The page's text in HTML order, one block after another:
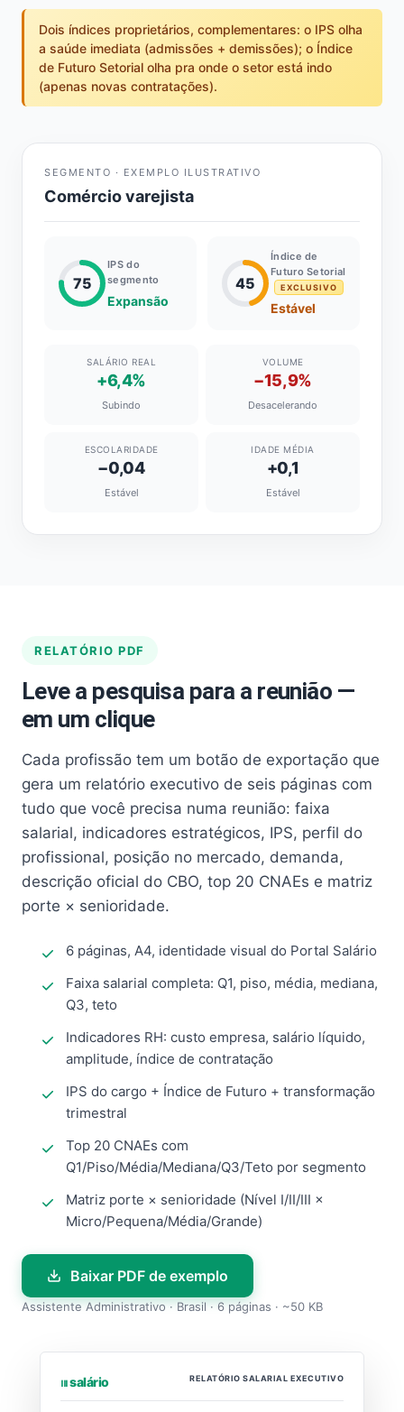
Dois índices proprietários, complementares: o IPS olha
a saúde imediata (admissões + demissões); o Índice
de Futuro Setorial olha pra onde o setor está indo
(apenas novas contratações).
SEGMENTO · EXEMPLO ILUSTRATIVO
Comércio varejista
75
IPS do
segmento
Expansão
45
Índice de
Futuro Setorial
EXCLUSIVO
Estável
SALÁRIO REAL
+6,4%
Subindo
VOLUME
−15,9%
Desacelerando
ESCOLARIDADE
−0,04
Estável
IDADE MÉDIA
+0,1
Estável
RELATÓRIO PDF
Leve a pesquisa para a reunião —
em um clique
Cada profissão tem um botão de exportação que
gera um relatório executivo de seis páginas com
tudo que você precisa numa reunião: faixa
salarial, indicadores estratégicos, IPS, perfil do
profissional, posição no mercado, demanda,
descrição oficial do CBO, top 20 CNAEs e matriz
porte × senioridade.
6 páginas, A4, identidade visual do Portal Salário
Faixa salarial completa: Q1, piso, média, mediana,
Q3, teto
Indicadores RH: custo empresa, salário líquido,
amplitude, índice de contratação
IPS do cargo + Índice de Futuro + transformação
trimestral
Top 20 CNAEs com
Q1/Piso/Média/Mediana/Q3/Teto por segmento
Matriz porte × senioridade (Nível I/II/III ×
Micro/Pequena/Média/Grande)
Baixar PDF de exemplo
Assistente Administrativo · Brasil · 6 páginas · ~50 KB
⏐⏐⏐ salário RELATÓRIO SALARIAL EXECUTIVO